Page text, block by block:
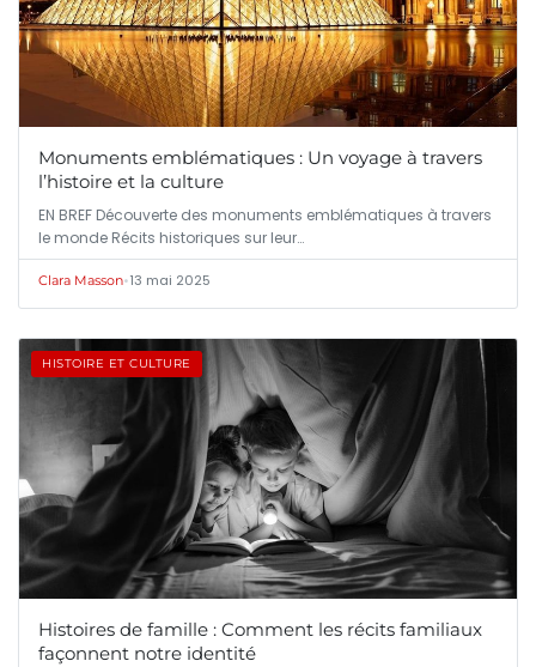
Monuments emblématiques : Un voyage à travers
l’histoire et la culture
EN BREF Découverte des monuments emblématiques à travers
le monde Récits historiques sur leur…
Clara Masson•13 mai 2025
HISTOIRE ET CULTURE
Histoires de famille : Comment les récits familiaux
façonnent notre identité